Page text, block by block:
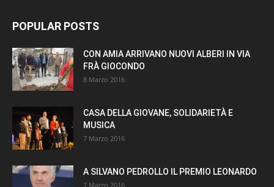
POPULAR POSTS
CON AMIA ARRIVANO NUOVI ALBERI IN VIA
FRÀ GIOCONDO
8 Marzo 2016
CASA DELLA GIOVANE, SOLIDARIETÀ E
MUSICA
7 Marzo 2016
A SILVANO PEDROLLO IL PREMIO LEONARDO
7 Marzo 2016